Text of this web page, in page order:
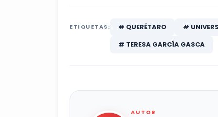
ETIQUETAS: # QUERÉTARO
#
# TERESA GARCÍA GASCA
AUTOR